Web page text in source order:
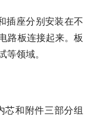
插座分别安装在不
路板连接起来。板
领域。
芯和附件三部分组